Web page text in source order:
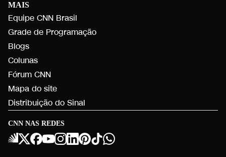
CNN NAS REDES
MAIS
Equipe CNN Brasil
Grade de Programação
Blogs
Colunas
Fórum CNN
Mapa do site
Distribuição do Sinal